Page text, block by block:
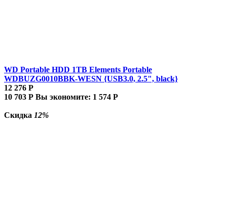
WD Portable HDD 1TB Elements Portable
WDBUZG0010BBK-WESN {USB3.0, 2.5", black}
12 276 Р
10 703 Р Вы экономите: 1 574 Р
Скидка 12%